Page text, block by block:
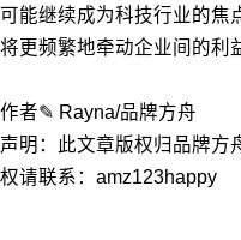
可能继续成为科技行业的焦
将更频繁地牵动企业间的利
作者✎ Rayna/品牌方舟
声明：此文章版权归品牌方
权请联系：amz123happy